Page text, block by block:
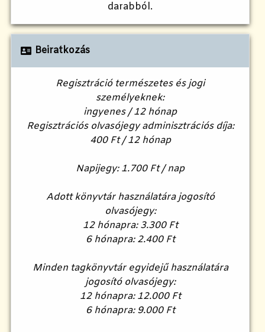
darabból.
Beiratkozás
Regisztráció természetes és jogi
személyeknek:
ingyenes / 12 hónap
Regisztrációs olvasójegy adminisztrációs díja:
400 Ft / 12 hónap
Napijegy: 1.700 Ft / nap
Adott könyvtár használatára jogosító
olvasójegy:
12 hónapra: 3.300 Ft
6 hónapra: 2.400 Ft
Minden tagkönyvtár egyidejű használatára
jogosító olvasójegy:
12 hónapra: 12.000 Ft
6 hónapra: 9.000 Ft